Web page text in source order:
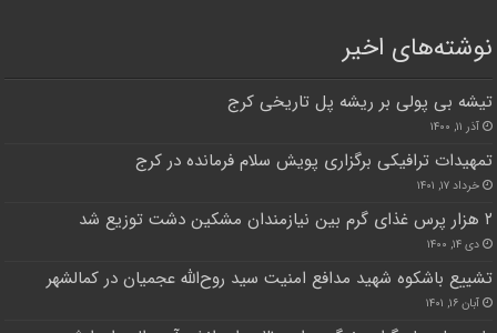
نوشته‌های اخیر
تیشه بی پولی بر ریشه پل تاریخی کرج
آذر ۱۱, ۱۴۰۰
تمهیدات ترافیکی برگزاری پویش سلام فرمانده در کرج
خرداد ۱۷, ۱۴۰۱
۲ هزار پرس غذای گرم بین نیازمندان مشکین دشت توزیع شد
دی ۱۴, ۱۴۰۰
تشییع باشکوه شهید مدافع امنیت سید روح‌الله عجمیان در کمالشهر
آبان ۱۶, ۱۴۰۱